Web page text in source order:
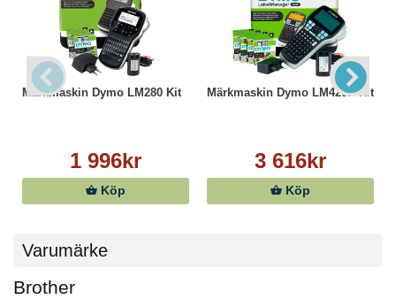
Märkmaskin Dymo LM280 Kit
1 996kr
Köp
Märkmaskin Dymo LM420P Kit
3 616kr
Köp
Varumärke
Brother